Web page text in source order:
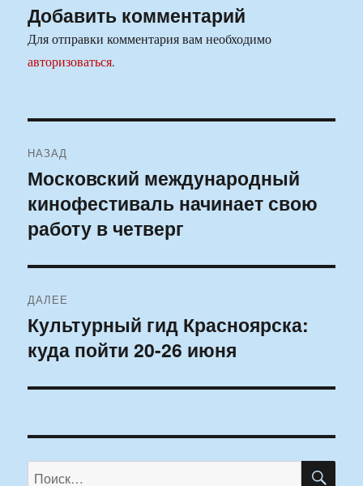
Добавить комментарий
Для отправки комментария вам необходимо
авторизоваться.
по
записям
НАЗАД
Предыдущая
запись:
Московский международный
кинофестиваль начинает свою
работу в четверг
ДАЛЕЕ
Следующая
запись:
Культурный гид Красноярска:
куда пойти 20-26 июня
Искать: